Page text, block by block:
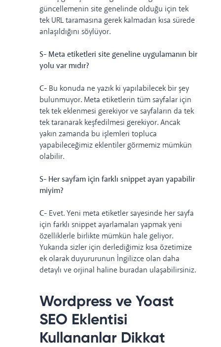
güncellemenin site genelinde olduğu için tek
tek URL taramasına gerek kalmadan kısa sürede
anlaşıldığını söylüyor.
S- Meta etiketleri site geneline uygulamanın bir
yolu var mıdır?
C- Bu konuda ne yazık ki yapılabilecek bir şey
bulunmuyor. Meta etiketlerin tüm sayfalar için
tek tek eklenmesi gerekiyor ve sayfaların da tek
tek taranarak keşfedilmesi gerekiyor. Ancak
yakın zamanda bu işlemleri topluca
yapabileceğimiz eklentiler görmemiz mümkün
olabilir.
S- Her sayfam için farklı snippet ayarı yapabilir
miyim?
C- Evet. Yeni meta etiketler sayesinde her sayfa
için farklı snippet ayarlamaları yapmak yeni
özelliklerle birlikte mümkün hale geliyor.
Yukarıda sizler için derlediğimiz kısa özetimize
ek olarak duyururunun İngilizce olan daha
detaylı ve orjinal haline buradan ulaşabilirsiniz.
Wordpress ve Yoast
SEO Eklentisi
Kullananlar Dikkat